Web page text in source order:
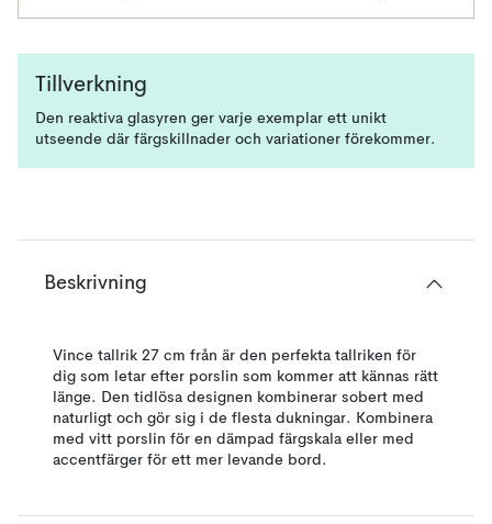
Tillverkning
Den reaktiva glasyren ger varje exemplar ett unikt
utseende där färgskillnader och variationer förekommer.
Beskrivning
Vince tallrik 27 cm från är den perfekta tallriken för
dig som letar efter porslin som kommer att kännas rätt
länge. Den tidlösa designen kombinerar sobert med
naturligt och gör sig i de flesta dukningar. Kombinera
med vitt porslin för en dämpad färgskala eller med
accentfärger för ett mer levande bord.